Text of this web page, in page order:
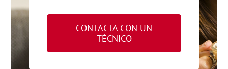
CONTACTA CON UN
TÉCNICO